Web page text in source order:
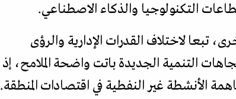
التكنولوجيا والذكاء الاصطناعي.
تبعا لاختلاف القدرات الإدارية والرؤى
التنمية الجديدة باتت واضحة الملامح، إذ
الأنشطة غير النفطية في اقتصادات المنطقة.